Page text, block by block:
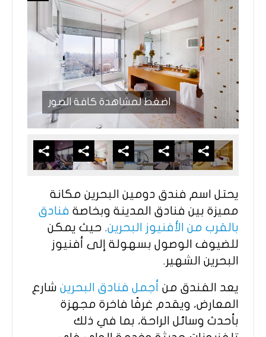
اضغط لمشاهدة كافة الصور
يحتل اسم فندق دومين البحرين مكانة
مميزة بين فنادق المدينة وبخاصة فنادق
بالقرب من الأفنيوز البحرين. حيث يمكن
للضيوف الوصول بسهولة إلى أفنيوز
البحرين الشهير.
يعد الفندق من أجمل فنادق البحرين شارع
المعارض، ويقدم غرفًا فاخرة مجهزة
بأحدث وسائل الراحة، بما في ذلك